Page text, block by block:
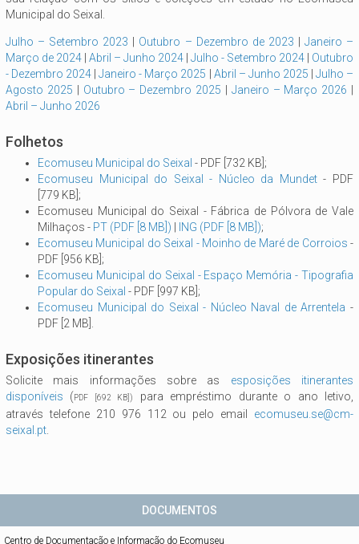
Municipal do Seixal.
Julho – Setembro 2023 Outubro – Dezembro de 2023
Janeiro –
Março de 2024 Abril – Junho 2024 Julho - Setembro 2024
Outubro
- Dezembro 2024 |Janeiro - Março 2025 Abril – Junho 2025
Julho –
Agosto 2025
Outubro – Dezembro 2025 Janeiro – Março 2026
Abril – Junho 2026
Folhetos
Ecomuseu Municipal do Seixal - PDF [732 KB];
Ecomuseu Municipal do Seixal - Núcleo da Mundet- PDF
[779 KB];
Ecomuseu Municipal do Seixal - Fábrica de Pólvora de Vale
Milhaços - PT (PDF [8 MB]) ING (PDF [8 MB]);
Ecomuseu Municipal do Seixal - Moinho de Maré de Corroios -
PDF [956 KB];
Ecomuseu Municipal do Seixal - Espaço Memória - Tipografia
Popular do Seixal - PDF [997 KB];
Ecomuseu Municipal do Seixal - Núcleo Naval de Arrentela -
PDF [2 MB].
Exposições itinerantes
Solicite mais informações sobre as esposições itinerantes
disponíveis (PDF [692 KB])
para empréstimo durante o ano letivo,
através telefone 210 976 112 ou pelo email ecomuseu.se@cm-
seixal.pt
DOCUMENTOS
Centro de Documentação e Informação do Ecomuseu